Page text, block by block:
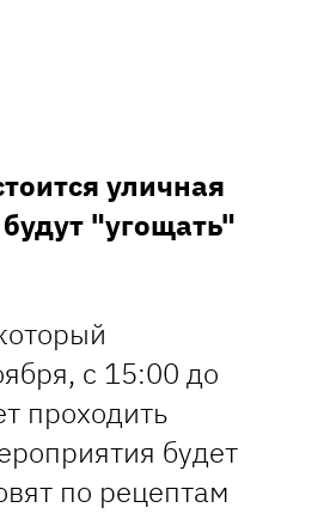
уличная
"угощать"
с 15:00 до
проходить
будет
по рецептам